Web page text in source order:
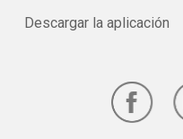
Descargar la aplicación